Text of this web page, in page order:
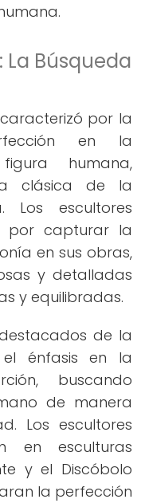
La Búsqueda
por la
en la
humana,
clásica de la
Los escultores
por capturar la
en sus obras,
y detalladas
y equilibradas.
de la
énfasis en la
buscando
de manera
Los escultores
en esculturas
y el Discóbolo
la perfección